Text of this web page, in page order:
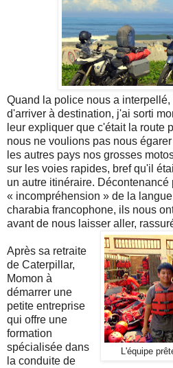
Quand la police nous a
d'arriver à destination, j'ai sorti
leur expliquer que c'était la route
nous ne voulions pas nous
les autres pays nos grosses
sur les voies rapides, bref qu'il
un autre itinéraire. Décontenancé
« incompréhension » de la
charabia francophone, ils nous
avant de nous laisser aller,
L'équipe
Après sa retraite
de Caterpillar,
Momon à
démarrer une
petite entreprise
qui offre une
formation
spécialisée dans
la conduite de